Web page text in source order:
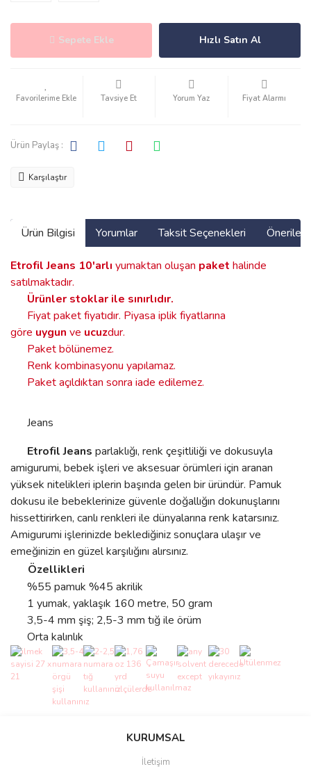
Sepete Ekle Hızlı Satın Al
Tavsiye Et Yorum Yaz Fiyat Alarmı
Ürün Paylaş :
Karşılaştır
Ürün Bilgisi Yorumlar Taksit Seçenekleri
Etrofil Jeans 10'arlı yumaktan oluşan paket halinde
satılmaktadır.
Ürünler stoklar ile sınırlıdır.
Fiyat paket fiyatıdır. Piyasa iplik fiyatlarına
göre uygun ve ucuzdur.
Paket bölünemez.
Renk kombinasyonu yapılamaz.
Paket açıldıktan sonra iade edilemez.
Jeans
Etrofil Jeans parlaklığı, renk çeşitliliği ve dokusuyla
amigurumi, bebek işleri ve aksesuar örümleri için aranan
yüksek nitelikleri iplerin başında gelen bir üründür. Pamuk
dokusu ile bebeklerinize güvenle doğallığın dokunuşlarını
hissettirirken, canlı renkleri ile dünyalarına renk katarsınız.
Amigurumi işlerinizde beklediğiniz sonuçlara ulaşır ve
emeğinizin en güzel karşılığını alırsınız.
Özellikleri
%55 pamuk %45 akrilik
1 yumak, yaklaşık 160 metre, 50 gram
3,5-4 mm şiş; 2,5-3 mm tığ ile örüm
Orta kalınlık
Bu ürüne ilk yorumu siz yapın!
KURUMSAL
İletişim